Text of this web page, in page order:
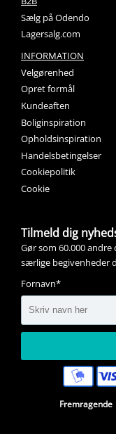
Sælg på Odendo
Lagersalg.com
INFORMATION
Velgørenhed
Opret formål
Kundeaften
Boliginspiration
Opholdsinspiration
Handelsbetingelser
Cookiepolitik
Cookie
Tilmeld dig
Gør som 60.000
særlige begivenheder
Fornavn*
Fremragende